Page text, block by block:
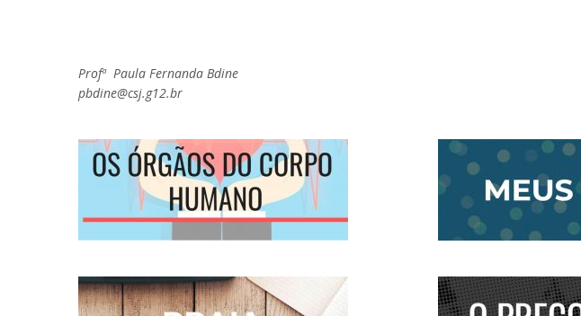
Profª Paula Fernanda Bdine
pbdine@csj.g12.br